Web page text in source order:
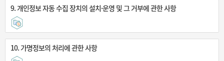
9. 개인정보 자동 수집 장치의 설치·운영 및 그 거부에 관한 사항
10. 가명정보의 처리에 관한 사항